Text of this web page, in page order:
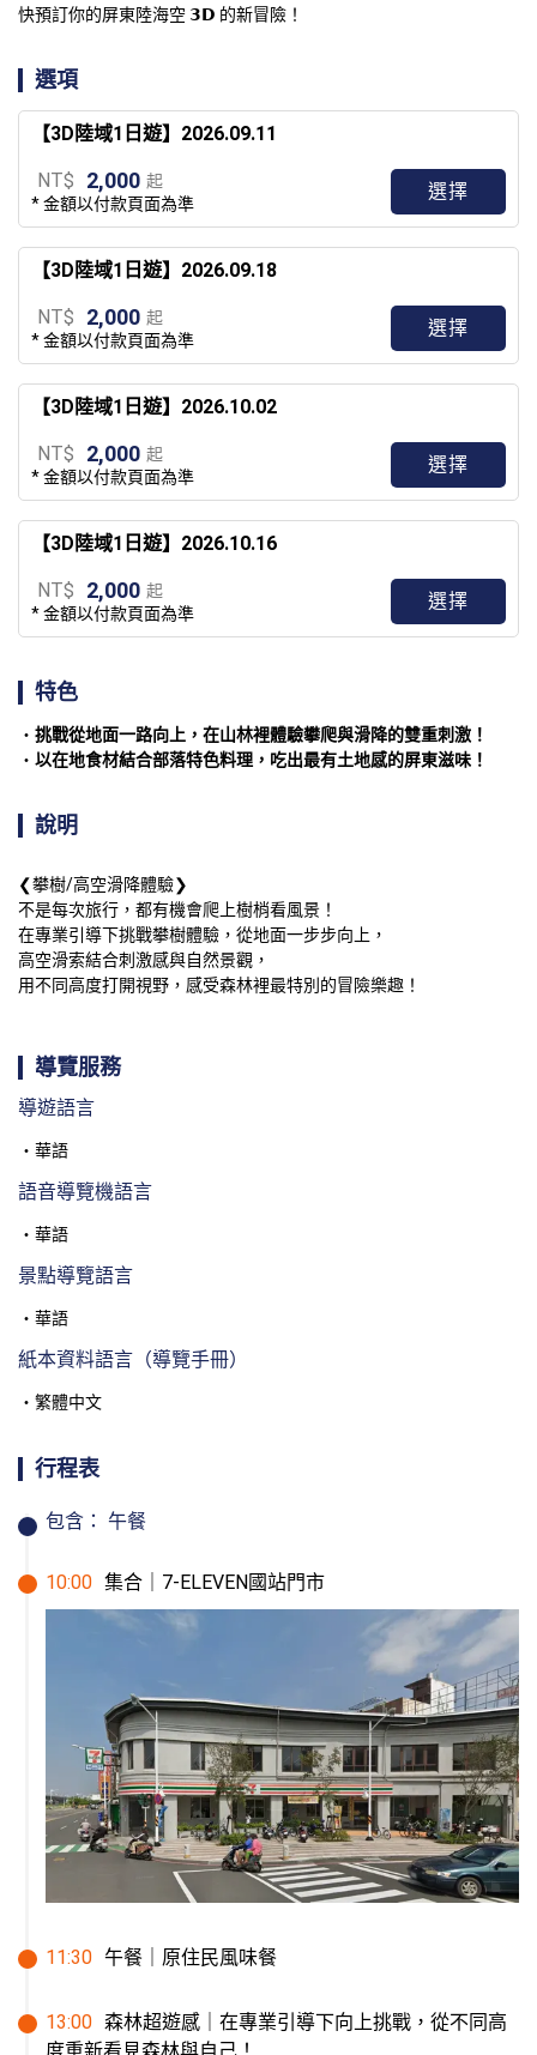
快預訂你的屏東陸海空 𝟯𝗗 的新冒險！
選項
【3D陸域1日遊】2026.09.11
NT$ 2,000 起
* 金額以付款頁面為準
選擇
【3D陸域1日遊】2026.09.18
NT$ 2,000 起
* 金額以付款頁面為準
選擇
【3D陸域1日遊】2026.10.02
NT$ 2,000 起
* 金額以付款頁面為準
選擇
【3D陸域1日遊】2026.10.16
NT$ 2,000 起
* 金額以付款頁面為準
選擇
特色
挑戰從地面一路向上，在山林裡體驗攀爬與滑降的雙重刺激！
以在地食材結合部落特色料理，吃出最有土地感的屏東滋味！
說明
❮攀樹/高空滑降體驗❯
不是每次旅行，都有機會爬上樹梢看風景！
在專業引導下挑戰攀樹體驗，從地面一步步向上，
高空滑索結合刺激感與自然景觀，
用不同高度打開視野，感受森林裡最特別的冒險樂趣！
導覽服務
導遊語言
華語
語音導覽機語言
華語
景點導覽語言
華語
紙本資料語言（導覽手冊）
繁體中文
行程表
包含： 午餐
10:00 集合｜7-ELEVEN國站門市
11:30 午餐｜原住民風味餐
13:00 森林超遊感｜在專業引導下向上挑戰，從不同高